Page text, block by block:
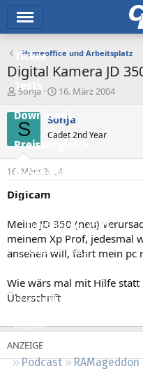
Ticker
Tests
Downloads
Preisvergleich
Forum
Aktuelles
Empfohlene Inhalte
Neue Beiträge
Leserartikel
Regeln
Podcast RAMageddon
Homeoffice und Arbeitsplatz
Digital Kamera JD
E
s
t
e
e
r
Sonja
E
s
e
t
16. März 2004
S Sonja
Cadet 2nd Year
16. März 2004
Digicam
Meine JD 350 (neu)
meinem Xp Prof, jedesmal
ansehen will, fährt mein pc
Wie wärs mal mit Hilfe
Überschrift